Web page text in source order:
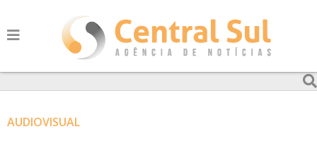
AUDIOVISUAL